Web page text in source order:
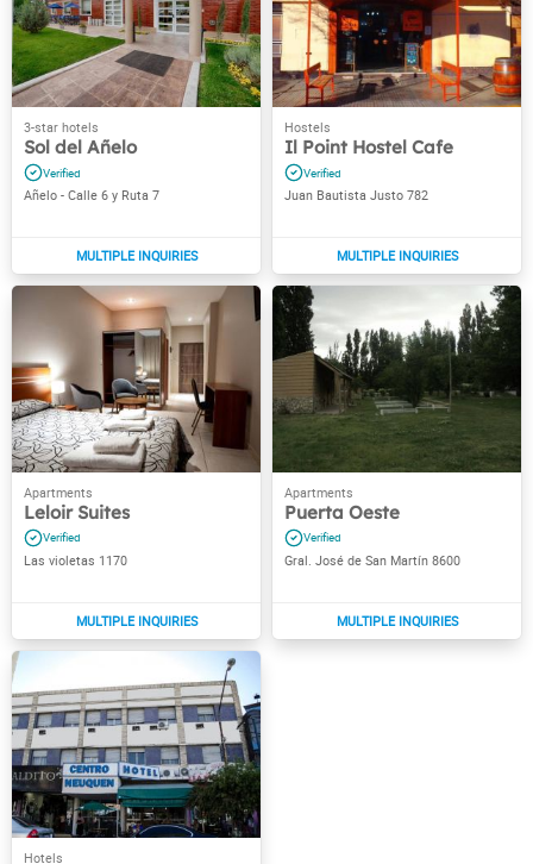
Sol del Añelo
Añelo - Calle 6 y Ruta 7
Il Point Hostel Cafe
Juan Bautista Justo 782
Leloir Suites
Las violetas 1170
Puerta Oeste
Gral. José de San Martín 8600